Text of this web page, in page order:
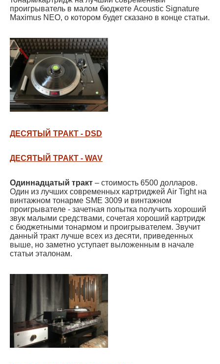
проигрыватель в малом бюджете Acoustic Signature
Maximus NEO, о котором будет сказано в конце статьи.
ДЕСЯТЫЙ ТРАКТ - DSD
ДЕСЯТЫЙ ТРАКТ - WAV
Одиннадцатый тракт – стоимость 6500 долларов.
Один из лучших современных картриджей Air Tight на
винтажном тонарме SME 3009 и винтажном
проигрывателе - зачетная попытка получить хороший
звук малыми средствами, сочетая хороший картридж
с бюджетными тонармом и проигрывателем. Звучит
данный тракт лучше всех из десяти, приведенных
выше, но заметно уступает выложенным в начале
статьи эталонам.